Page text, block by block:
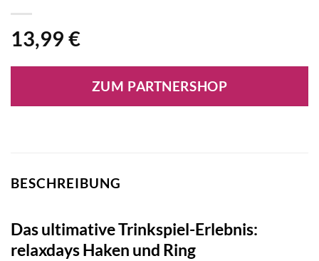
13,99 €
ZUM PARTNERSHOP
BESCHREIBUNG
Das ultimative Trinkspiel-Erlebnis:
relaxdays Haken und Ring